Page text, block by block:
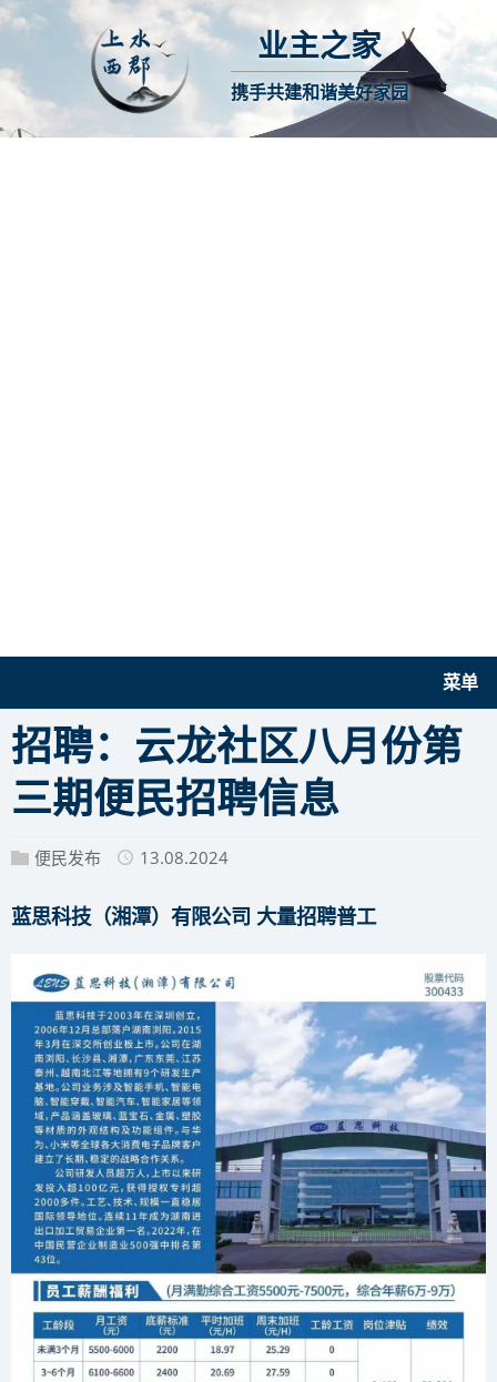
业主之家
携手共建和谐美好家园
菜单
招聘：云龙社区八月份第
三期便民招聘信息
便民发布 13.08.2024
蓝思科技（湘潭）有限公司 大量招聘普工